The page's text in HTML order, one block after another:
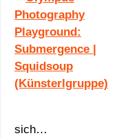
sich…